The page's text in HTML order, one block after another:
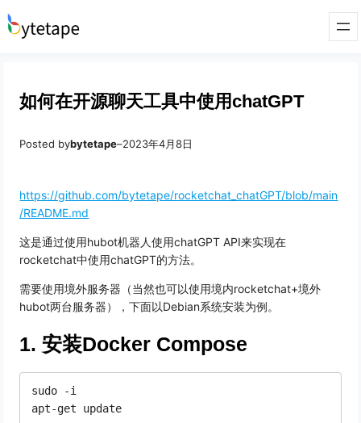
如何在开源聊天工具中使用chatGPT
Posted bybytetape–2023年4月8日
https://github.com/bytetape/rocketchat_chatGPT/blob/main
/README.md
这是通过使用hubot机器人使用chatGPT API来实现在
rocketchat中使用chatGPT的方法。
需要使用境外服务器（当然也可以使用境内rocketchat+境外
hubot两台服务器），下面以Debian系统安装为例。
1. 安装Docker Compose
sudo -i